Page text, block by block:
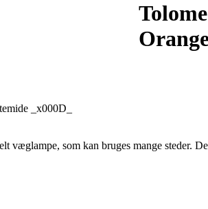
_x000D_
væglampe, som kan bruges mange steder.